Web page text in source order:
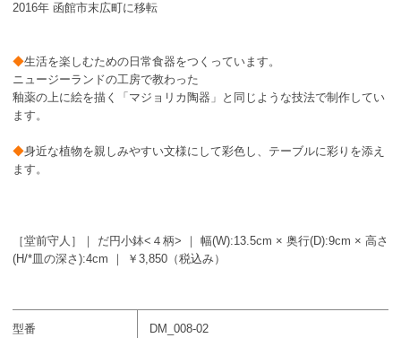
2016年 函館市末広町に移転
◆生活を楽しむための日常食器をつくっています。
ニュージーランドの工房で教わった
釉薬の上に絵を描く「マジョリカ陶器」と同じような技法で制作してい
ます。
◆身近な植物を親しみやすい文様にして彩色し、テーブルに彩りを添え
ます。
［堂前守人］｜ だ円小鉢<４柄> ｜ 幅(W):13.5cm × 奥行(D):9cm × 高さ
(H/*皿の深さ):4cm ｜ ￥3,850（税込み）
型番 DM_008-02